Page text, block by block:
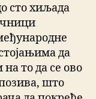
сто хиљада
да
то да се ово
што